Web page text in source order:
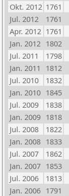
Okt. 2012 1761
Jul. 2012
1761
Apr. 2012 1761
Jan. 2012 1802
Jul. 2011
1798
Jan. 2011
1812
Jul. 2010
1832
Jan. 2010 1845
Jul. 2009
1838
Jan. 2009 1818
Jul. 2008
1822
Jan. 2008 1833
Jul. 2007
1862
Jan. 2007 1853
Jul. 2006
1813
Jan. 2006 1791